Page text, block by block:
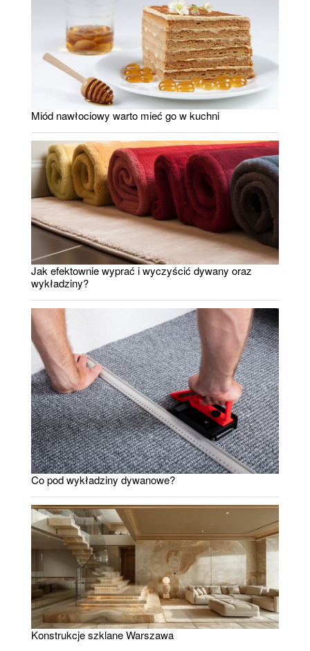
Miód nawłociowy warto mieć go w kuchni
Jak efektownie wyprać i wyczyścić dywany oraz
wykładziny?
Co pod wykładziny dywanowe?
Konstrukcje szklane Warszawa